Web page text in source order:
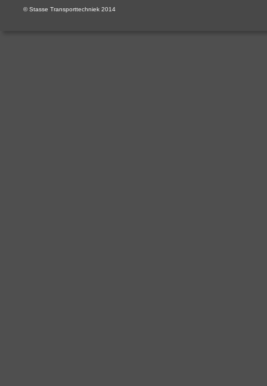
© Stasse Transporttechniek 2014